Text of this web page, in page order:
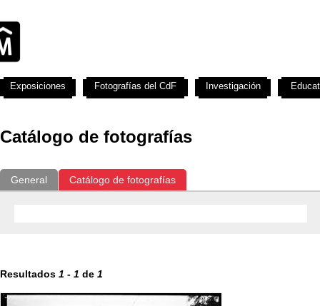
Catálogo de fotografías
General Catálogo de fotografías
Resultados 1 - 1 de 1
Exposiciones Fotografías del CdF Investigación